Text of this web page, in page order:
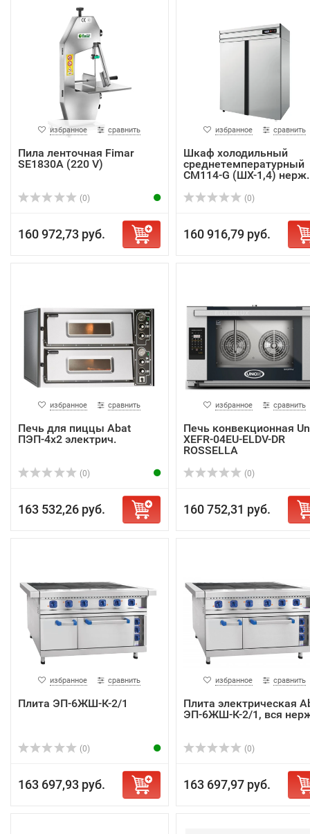
избранное сравнить
Пила ленточная Fimar
SE1830A (220 V)
(0)
160 972,73 руб.
избранное сравнить
Шкаф холодильный
среднетемпературный
CM114-G (ШХ-1,4) нерж.
(0)
160 916,79 руб.
избранное сравнить
Печь для пиццы Abat
ПЭП-4х2 электрич.
(0)
163 532,26 руб.
избранное сравнить
Печь конвекционная
XEFR-04EU-ELDV-DR
RОSSELLA
(0)
160 752,31 руб.
избранное сравнить
Плита ЭП-6ЖШ-К-2/1
(0)
163 697,93 руб.
избранное сравнить
Плита электрическая
ЭП-6ЖШ-К-2/1, вся
(0)
163 697,97 руб.